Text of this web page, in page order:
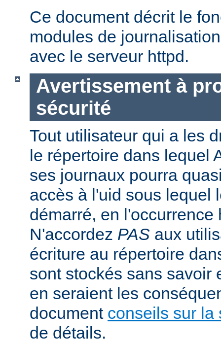
Ce document décrit le
modules de
avec le serveur httpd.
Avertissement à
sécurité
Tout utilisateur qui a les
le répertoire dans lequel
ses journaux pourra
accès à l'uid sous lequel
démarré, en
N'accordez PAS aux
écriture au répertoire
sont stockés sans savoir
en seraient les
document conseils sur la
de détails.